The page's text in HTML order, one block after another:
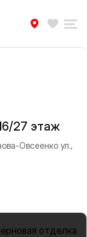
27 этаж
Овсеенко ул.,
отделка